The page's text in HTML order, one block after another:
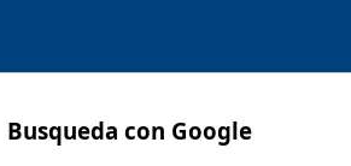
Busqueda con Google